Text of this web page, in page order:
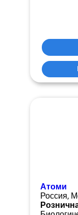
Атоми
Россия,